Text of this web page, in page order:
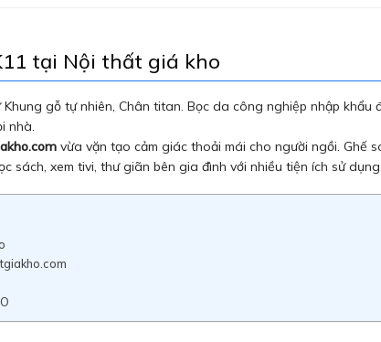
tại Nội thất giá kho
gỗ tự nhiên, Chân titan. Bọc da công nghiệp nhập khẩu
nhà.
vừa vặn tạo cảm giác thoải mái cho người ngồi. Ghế
sách, xem tivi, thư giãn bên gia đình với nhiều tiện ích sử